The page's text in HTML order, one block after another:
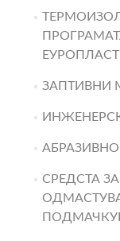
ЗАПТИВНИ
СРЕДСТА